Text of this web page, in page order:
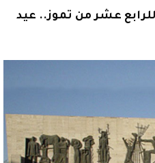
عشر من تموز.. عيد